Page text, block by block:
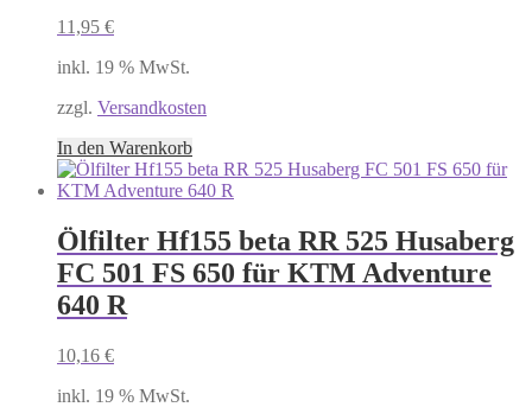
11,95 €
inkl. 19 % MwSt.
zzgl. Versandkosten
In den Warenkorb
Ölfilter Hf155 beta RR 525 Husaberg
FC 501 FS 650 für KTM Adventure
640 R
10,16 €
inkl. 19 % MwSt.